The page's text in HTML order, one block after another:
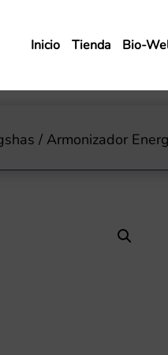
Inicio Tienda Bio-
/ Armonizador